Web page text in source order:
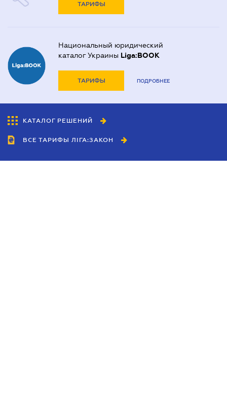
ТАРИФЫ
Национальный юридический
каталог Украины Liga:BOOK
ТАРИФЫ ПОДРОБНЕЕ
КАТАЛОГ РЕШЕНИЙ
ВСЕ ТАРИФЫ ЛІГА:ЗАКОН